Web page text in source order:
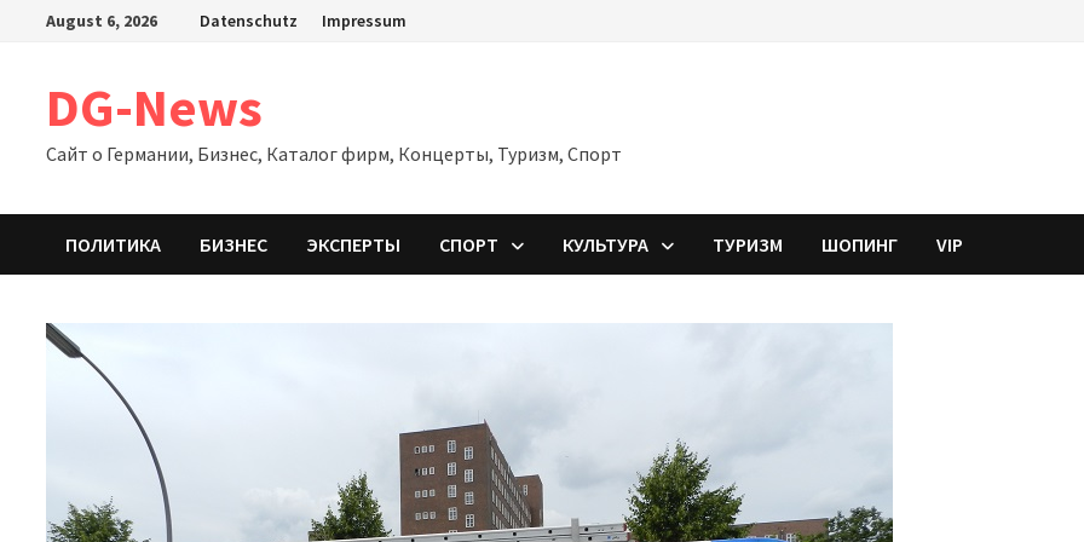
August 6, 2026 Datenschutz Impressum
DG-News
Сайт о Германии, Бизнес, Каталог фирм, Концерты, Туризм, Спорт
ПОЛИТИКА БИЗНЕС ЭКСПЕРТЫ СПОРТ КУЛЬТУРА ТУРИЗМ ШОПИНГ VIP